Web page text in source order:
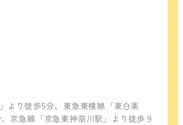
より徒歩5分、東急東横線「東白楽
京急線「京急東神奈川駅」より徒歩９